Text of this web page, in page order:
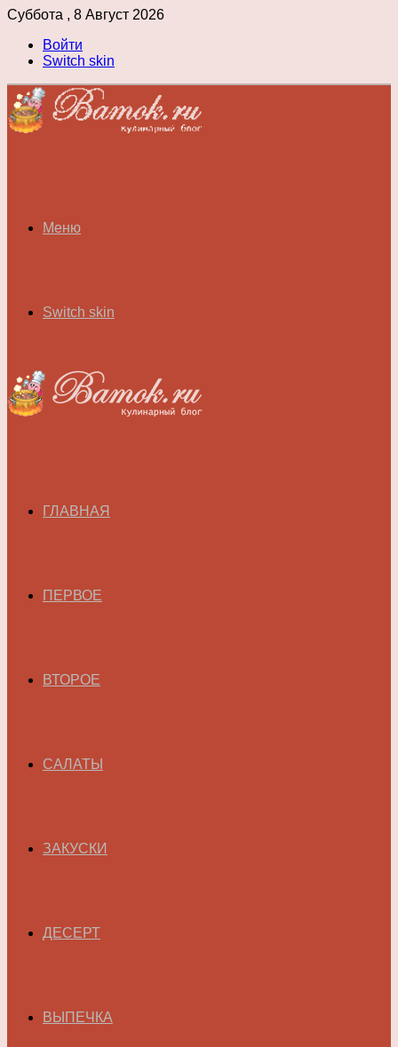
Суббота , 8 Август 2026
Войти
Switch skin
Меню
Switch skin
ГЛАВНАЯ
ПЕРВОЕ
ВТОРОЕ
САЛАТЫ
ЗАКУСКИ
ДЕСЕРТ
ВЫПЕЧКА